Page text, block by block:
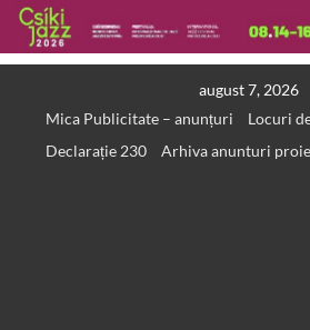
august 7, 2026
Mica Publicitate – anunțuri
Locuri
Declarație 230
Arhiva anunturi